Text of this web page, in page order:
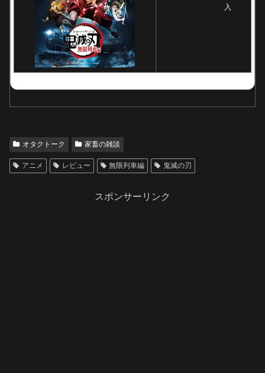
入
オタクトーク 家畜の雑談
アニメ レビュー 無限列車編 鬼滅の刃
スポンサーリンク